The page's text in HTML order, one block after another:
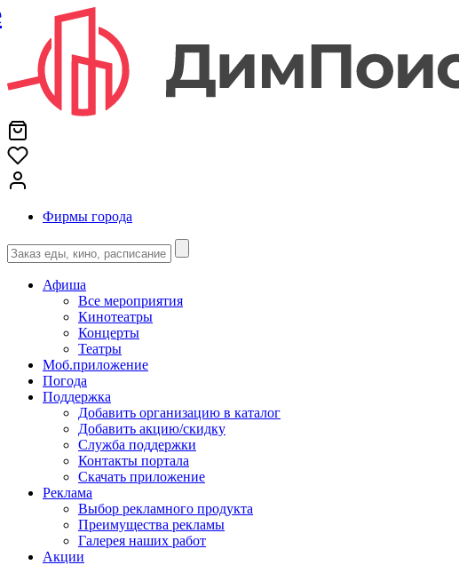
Фирмы города
Афиша
Все мероприятия
Кинотеатры
Концерты
Театры
Моб.приложение
Погода
Поддержка
Добавить организацию в каталог
Добавить акцию/скидку
Служба поддержки
Контакты портала
Скачать приложение
Реклама
Выбор рекламного продукта
Преимущества рекламы
Галерея наших работ
Акции